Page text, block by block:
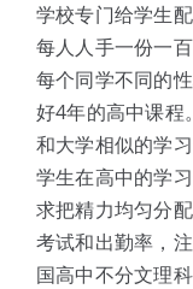
学校专门给学生
每人人手一份一
每个同学不同的
好4年的高中课程。
和大学相似的学
学生在高中的学
求把精力均匀分
考试和出勤率，
国高中不分文理